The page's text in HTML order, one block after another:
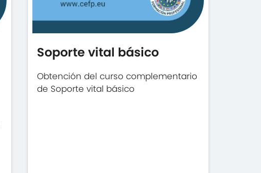
Soporte vital básico
Obtención del curso complementario
de Soporte vital básico